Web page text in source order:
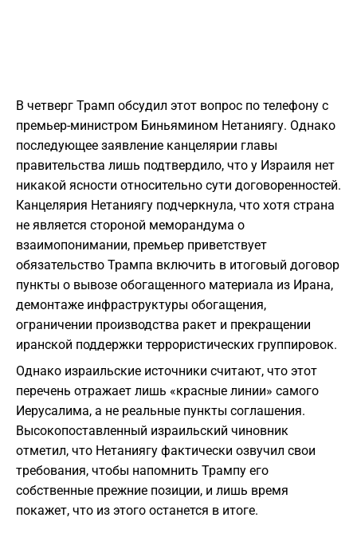
В четверг Трамп обсудил этот вопрос по телефону с
премьер-министром Биньямином Нетаниягу. Однако
последующее заявление канцелярии главы
правительства лишь подтвердило, что у Израиля нет
никакой ясности относительно сути договоренностей.
Канцелярия Нетаниягу подчеркнула, что хотя страна
не является стороной меморандума о
взаимопонимании, премьер приветствует
обязательство Трампа включить в итоговый договор
пункты о вывозе обогащенного материала из Ирана,
демонтаже инфраструктуры обогащения,
ограничении производства ракет и прекращении
иранской поддержки террористических группировок.
Однако израильские источники считают, что этот
перечень отражает лишь «красные линии» самого
Иерусалима, а не реальные пункты соглашения.
Высокопоставленный израильский чиновник
отметил, что Нетаниягу фактически озвучил свои
требования, чтобы напомнить Трампу его
собственные прежние позиции, и лишь время
покажет, что из этого останется в итоге.